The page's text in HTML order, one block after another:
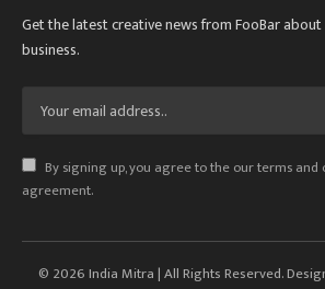
Get the latest creative news from FooBar
business.
By signing up, you agree to the our terms and
agreement.
© 2026 India Mitra | All Rights Reserved.